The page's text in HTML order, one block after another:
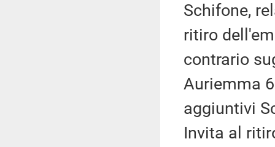
Schifone,
ritiro
contrario
Auriemma
aggiuntivi
Invita al